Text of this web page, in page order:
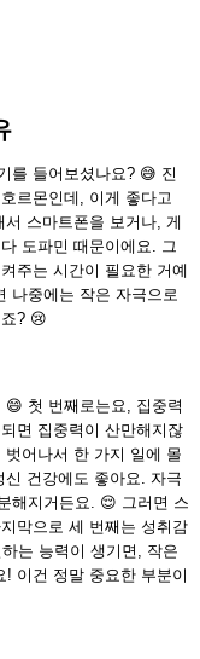
를 들어보셨나요? 😅 진
르몬인데, 이게 좋다고
스마트폰을 보거나, 게
도파민 때문이에요. 그
주는 시간이 필요한 거예
나중에는 작은 자극으로
? 😢
첫 번째로는요, 집중력
면 집중력이 산만해지잖
어나서 한 가지 일에 몰
건강에도 좋아요. 자극
해지거든요. 😌 그러면 스
막으로 세 번째는 성취감
는 능력이 생기면, 작은
이건 정말 중요한 부분이